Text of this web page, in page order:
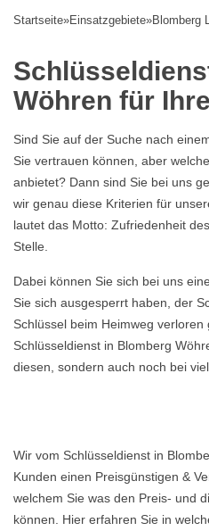
Startseite»Einsatzgebiete»Blomberg
Wöhren für
Sind Sie auf der Suche nach
Sie vertrauen können, aber
anbietet? Dann sind Sie bei uns
wir genau diese Kriterien für
lautet das Motto: Zufriedenheit
Stelle.
Dabei können Sie sich bei uns
Sie sich ausgesperrt haben, der
Schlüssel beim Heimweg
Schlüsseldienst in Blomberg
diesen, sondern auch noch bei
Wir vom Schlüsseldienst in
Kunden einen Preisgünstigen &
welchem Sie was den Preis- und
können. Hier erfahren Sie in